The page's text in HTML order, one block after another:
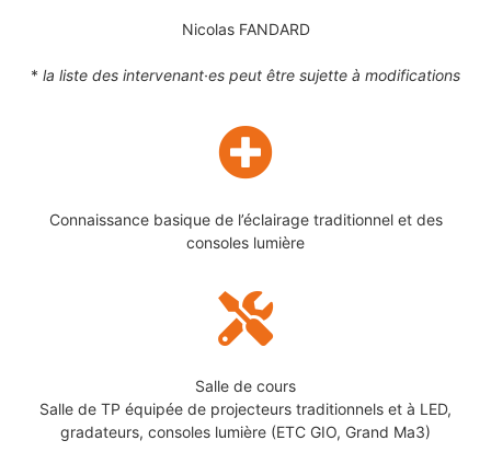
Nicolas FANDARD
* la liste des intervenant·es peut être sujette à modifications
Connaissance basique de l’éclairage traditionnel et des
consoles lumière
Salle de cours
Salle de TP équipée de projecteurs traditionnels et à LED,
gradateurs, consoles lumière (ETC GIO, Grand Ma3)